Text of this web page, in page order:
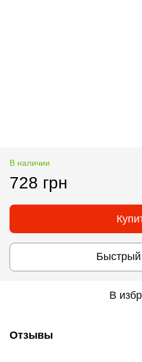
В наличии
728 грн
Быстрый
В
Отзывы